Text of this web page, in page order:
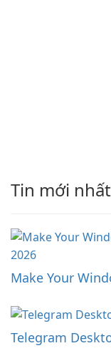
Tin mới nhất
Make Your
Telegram